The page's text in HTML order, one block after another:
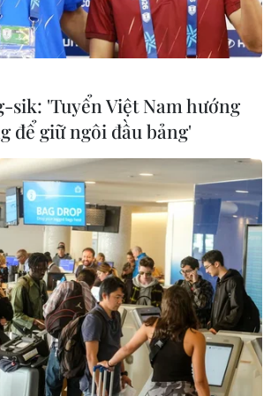
Nam
tạo của Trung
tỷ NDT trong
điều kiện cấp tư
Trung Quốc kỷ
sik: 'Tuyển Việt Nam hướng
để giữ ngôi đầu bảng'